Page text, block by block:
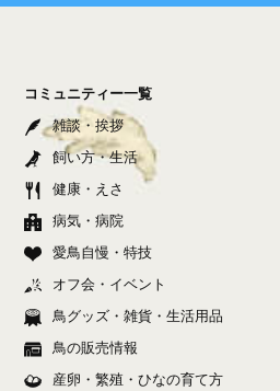
コミュニティー一覧
雑談・挨拶
飼い方・生活
健康・えさ
病気・病院
愛鳥自慢・特技
オフ会・イベント
鳥グッズ・雑貨・生活用品
鳥の販売情報
産卵・繁殖・ひなの育て方